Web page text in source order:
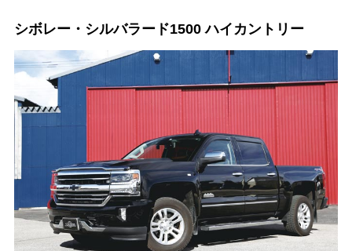
シボレー・シルバラード1500 ハイカントリー